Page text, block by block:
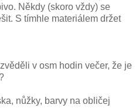
Někdy (skoro vždy) se
S tímhle materiálem držet
v osm hodin večer, že je
nůžky, barvy na obličej